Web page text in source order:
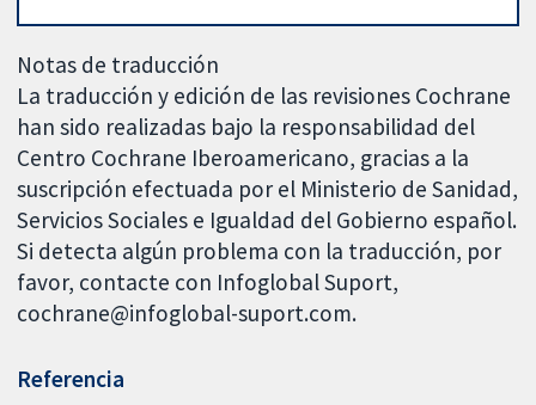
Notas de traducción
La traducción y edición de las revisiones Cochrane
han sido realizadas bajo la responsabilidad del
Centro Cochrane Iberoamericano, gracias a la
suscripción efectuada por el Ministerio de Sanidad,
Servicios Sociales e Igualdad del Gobierno español.
Si detecta algún problema con la traducción, por
favor, contacte con Infoglobal Suport,
cochrane@infoglobal-suport.com.
Referencia